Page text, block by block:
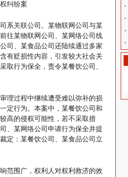
纠纷案
系关联公司。某物联网公司与某
往某物联网公司、某网络公司线
司、某食品公司还陆续通过多家
有贬损性内容，引发较大社会关
取行为保全，责令某餐饮公司、
理过程中继续遭受难以弥补的损
定行为。本案中，某餐饮公司和
高的侵权可能性，若不采取措
、某网络公司申请行为保全并提
定：某餐饮公司、某食品公司立
范围广，权利人对权利救济的效